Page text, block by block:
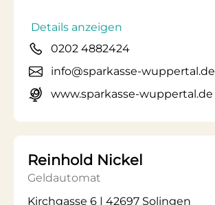
Details anzeigen
0202 4882424
info@sparkasse-wuppertal.de
www.sparkasse-wuppertal.de
Reinhold Nickel
Geldautomat
Kirchgasse 6 | 42697 Solingen